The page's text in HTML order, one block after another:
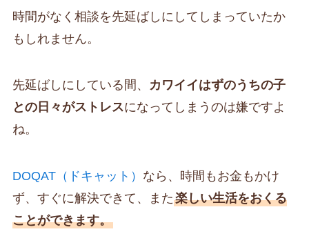
時間がなく相談を先延ばしにしてしまっていたか
もしれません。
先延ばしにしている間、
カワイイはずのうちの子
との日々がストレスになってしまうのは嫌ですよ
ね。
DOQAT（ドキャット） なら、時間もお金もかけ
ず、すぐに解決できて、また楽しい生活をおくる
ことができます。